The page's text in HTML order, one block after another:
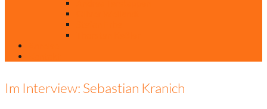
Im Interview: Sebastian Kranich